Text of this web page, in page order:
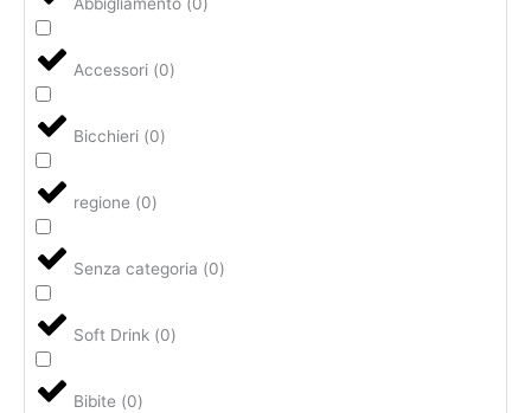
Abbigliamento (0)
Accessori (0)
Bicchieri (0)
regione (0)
Senza categoria (0)
Soft Drink (0)
Bibite (0)